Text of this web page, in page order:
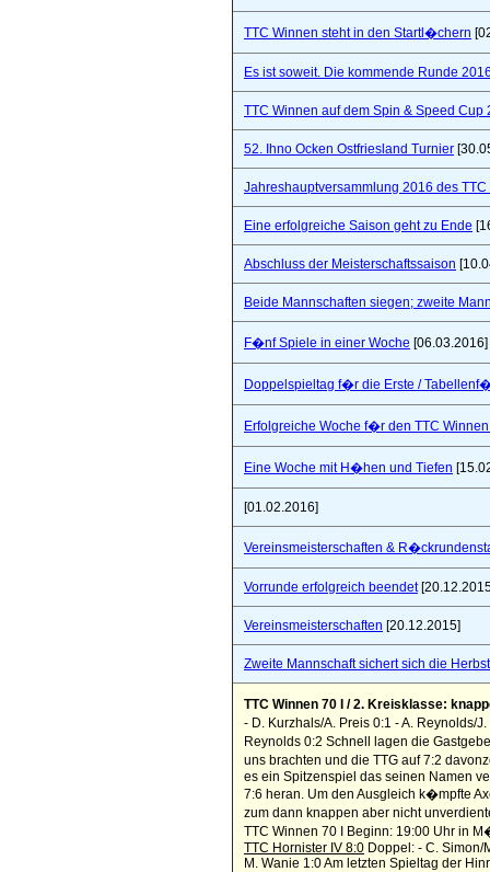
TTC Winnen steht in den Startl�chern
Es ist soweit. Die kommende Runde
TTC Winnen auf dem Spin & Speed Cup
52. Ihno Ocken Ostfriesland Turnier
Jahreshauptversammlung 2016 des TTC
Eine erfolgreiche Saison geht zu Ende
Abschluss der Meisterschaftssaison
Beide Mannschaften siegen; zweite
F�nf Spiele in einer Woche [06.03.2016]
Doppelspieltag f�r die Erste /
Erfolgreiche Woche f�r den TTC
Eine Woche mit H�hen und Tiefen
[01.02.2016]
Vereinsmeisterschaften &
Vorrunde erfolgreich beendet
Vereinsmeisterschaften [20.12.2015]
Zweite Mannschaft sichert sich die
TTC Winnen 70 I / 2. Kreisklasse:
- D. Kurzhals/A. Preis 0:1 - A. Reynolds/
Reynolds 0:2 Schnell lagen die
uns brachten und die TTG auf 7:2
es ein Spitzenspiel das seinen Namen
7:6 heran. Um den Ausgleich k�mpfte
zum dann knappen aber nicht
TTC Winnen 70 I Beginn: 19:00 Uhr in
TTC Hornister IV 8:0 Doppel: - C. Simon/
M. Wanie 1:0 Am letzten Spieltag der